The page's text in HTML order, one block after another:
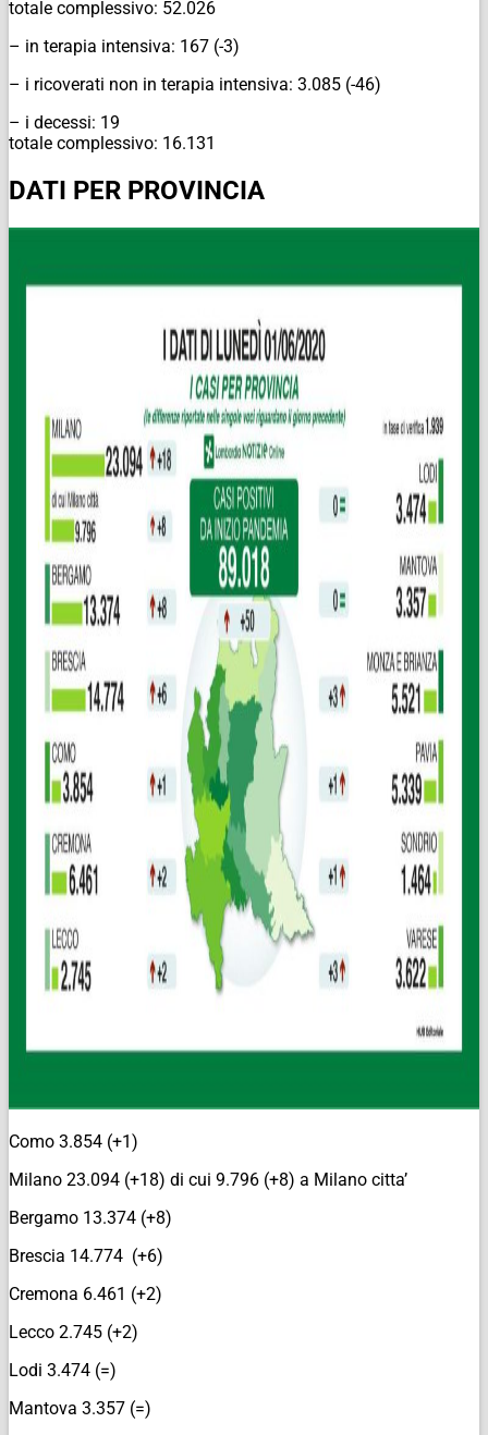
totale complessivo: 52.026
– in terapia intensiva: 167 (-3)
– i ricoverati non in terapia intensiva: 3.085 (-46)
– i decessi: 19
totale complessivo: 16.131
DATI PER PROVINCIA
Como 3.854 (+1)
Milano 23.094 (+18) di cui 9.796 (+8) a Milano citta’
Bergamo 13.374 (+8)
Brescia 14.774 (+6)
Cremona 6.461 (+2)
Lecco 2.745 (+2)
Lodi 3.474 (=)
Mantova 3.357 (=)